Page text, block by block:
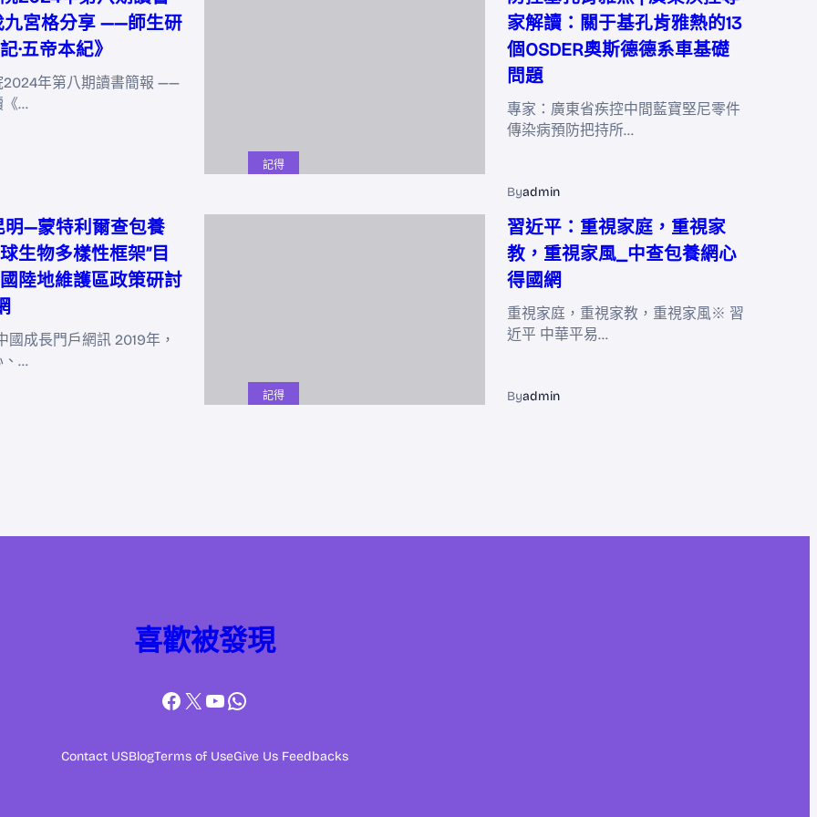
九宮格分享 ——師生研
·五帝本紀》
2024年第八期讀書簡報 ——
《…
記得
家解讀：關于基孔肯雅熱的13
個OSDER奧斯德德系車基礎
問題
專家：廣東省疾控中間藍寶堅尼零件
傳染病預防把持所…
Byadmin
明—蒙特利爾查包養
生物多樣性框架”目
陸地維護區政策研討
國成長門戶網訊 2019年，
、…
記得
習近平：重視家庭，重視家
教，重視家風_中查包養網心
得國網
重視家庭，重視家教，重視家風※ 習
近平 中華平易…
Byadmin
喜歡被發現
Facebook
X YouTube
WhatsApp
Contact USBlogTerms of UseGive Us Feedbacks